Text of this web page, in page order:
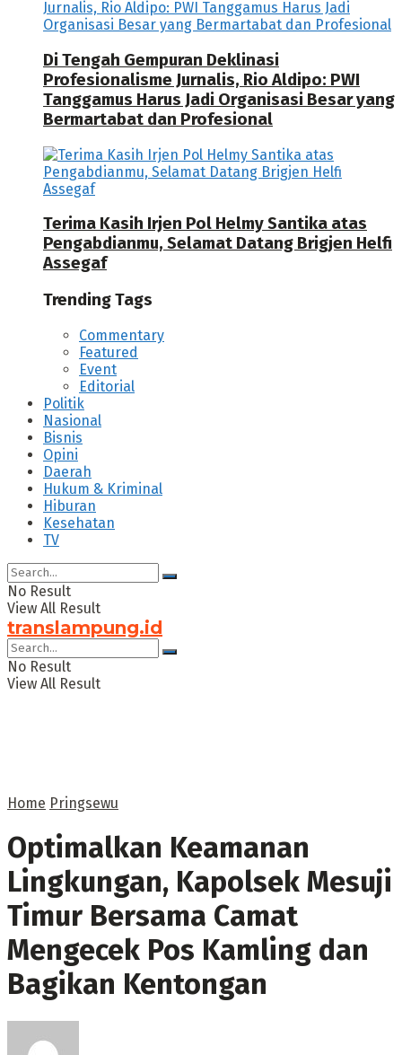
Di Tengah Gempuran Deklinasi
Profesionalisme Jurnalis, Rio Aldipo: PWI
Tanggamus Harus Jadi Organisasi Besar yang
Bermartabat dan Profesional
Terima Kasih Irjen Pol Helmy Santika atas
Pengabdianmu, Selamat Datang Brigjen Helfi
Assegaf
Trending Tags
Commentary
Featured
Event
Editorial
Politik
Nasional
Bisnis
Opini
Daerah
Hukum & Kriminal
Hiburan
Kesehatan
TV
No Result
View All Result
translampung.id
No Result
View All Result
Home Pringsewu
Optimalkan Keamanan
Lingkungan, Kapolsek Mesuji
Timur Bersama Camat
Mengecek Pos Kamling dan
Bagikan Kentongan